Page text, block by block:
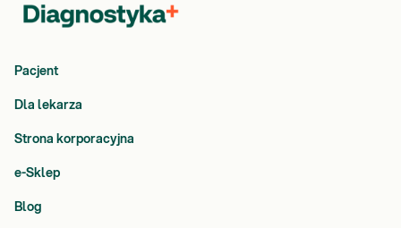
Pacjent
Dla lekarza
Strona korporacyjna
e-Sklep
Blog